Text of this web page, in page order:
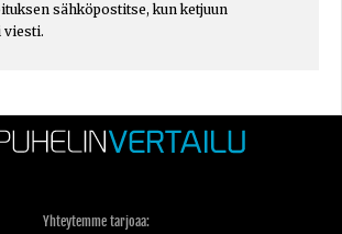
sähköpostitse, kun ketjuun
viesti.
Yhteytemme tarjoaa: